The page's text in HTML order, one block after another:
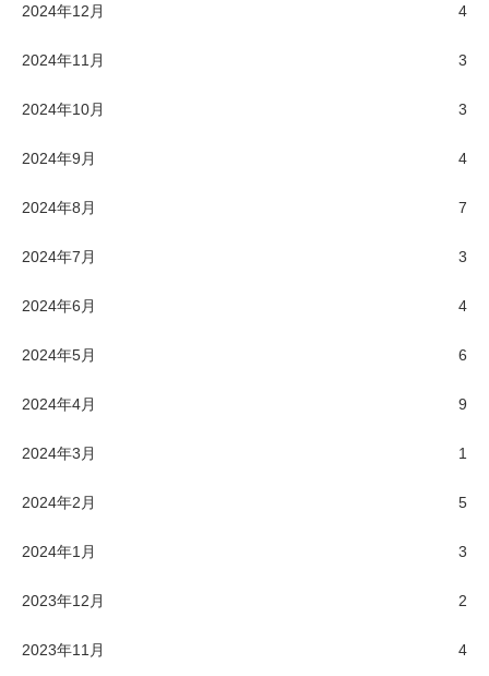
2024年12月 4
2024年11月 3
2024年10月 3
2024年9月 4
2024年8月 7
2024年7月 3
2024年6月 4
2024年5月 6
2024年4月 9
2024年3月 1
2024年2月 5
2024年1月 3
2023年12月 2
2023年11月 4